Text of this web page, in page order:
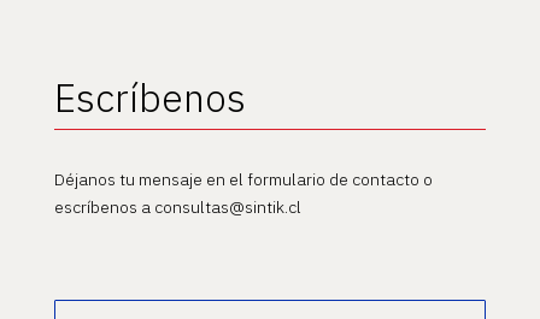
Escríbenos
Déjanos tu mensaje en el formulario de contacto o
escríbenos a consultas@sintik.cl